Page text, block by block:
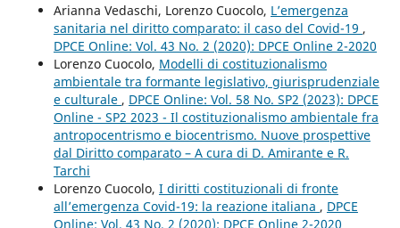
Arianna Vedaschi, Lorenzo Cuocolo, L’emergenza
sanitaria nel diritto comparato: il caso del Covid-19 ,
DPCE Online: Vol. 43 No. 2 (2020): DPCE Online 2-2020
Lorenzo Cuocolo, Modelli di costituzionalismo
ambientale tra formante legislativo, giurisprudenziale
e culturale , DPCE Online: Vol. 58 No. SP2 (2023): DPCE
Online - SP2 2023 - Il costituzionalismo ambientale fra
antropocentrismo e biocentrismo. Nuove prospettive
dal Diritto comparato – A cura di D. Amirante e R.
Tarchi
Lorenzo Cuocolo, I diritti costituzionali di fronte
all’emergenza Covid-19: la reazione italiana , DPCE
Online: Vol. 43 No. 2 (2020): DPCE Online 2-2020